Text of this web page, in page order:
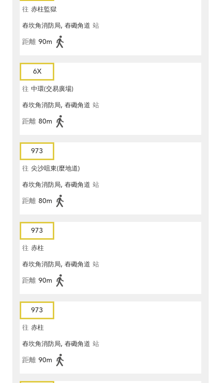
往 赤柱監獄
舂坎角消防局, 舂磡角道 站
距離 90m
6X
往 中環(交易廣場)
舂坎角消防局, 舂磡角道 站
距離 80m
973
往 尖沙咀東(麼地道)
舂坎角消防局, 舂磡角道 站
距離 80m
973
往 赤柱
舂坎角消防局, 舂磡角道 站
距離 90m
973
往 赤柱
舂坎角消防局, 舂磡角道 站
距離 90m